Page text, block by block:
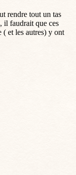
rendre tout un tas
il faudrait que ces
( et les autres) y ont